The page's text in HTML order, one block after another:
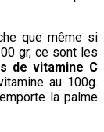
que même si
gr, ce sont les
de vitamine C
au 100g.
la palme